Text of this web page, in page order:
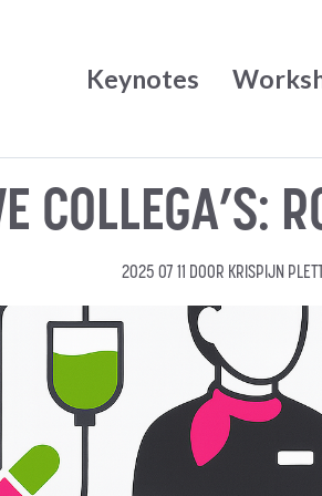
Keynotes
COLLEGA’S:
2025 07 11 DOOR KRISPIJN